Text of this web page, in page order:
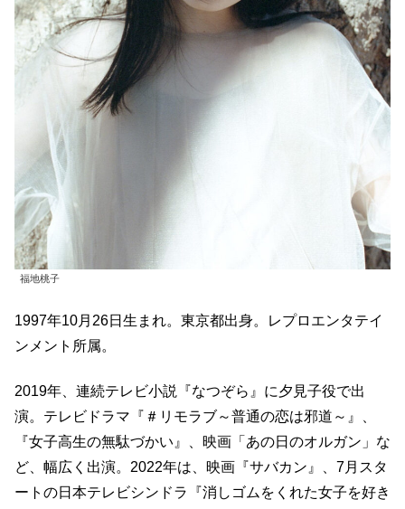
福地桃子
1997年10月26日生まれ。東京都出身。レプロエンタテイ
ンメント所属。
2019年、連続テレビ小説『なつぞら』に夕見子役で出
演。テレビドラマ『＃リモラブ～普通の恋は邪道～』、
『女子高生の無駄づかい』、映画「あの日のオルガン」な
ど、幅広く出演。2022年は、映画『サバカン』、7月スタ
ートの日本テレビシンドラ『消しゴムをくれた女子を好き